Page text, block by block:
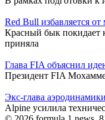
Red Bull избавляется
Красный бык
приняла
Глава FIA объяснил
Президент FIA
Экс-глава
Alpine усилила